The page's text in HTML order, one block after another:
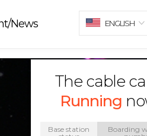
The cable
Running
Base station
Boarding
News ENGLISH